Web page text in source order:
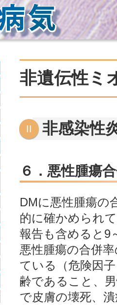
非遺伝性ミ
非感染性
６．悪性腫瘍
DMに悪性腫瘍の
的に確かめられ
報告も含めると9
悪性腫瘍の合併
ている（危険因
齢であること、
で皮膚の壊死、